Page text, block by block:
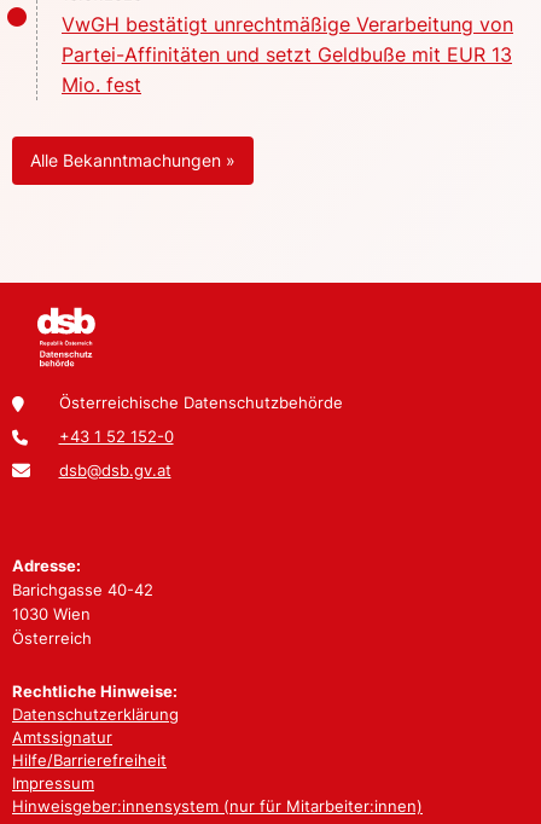
VwGH bestätigt unrechtmäßige Verarbeitung von
Partei-Affinitäten und setzt Geldbuße mit EUR 13
Mio. fest
Alle Bekanntmachungen »
Österreichische Datenschutzbehörde
+43 1 52 152-0
dsb@dsb.gv.at
Adresse:
Barichgasse 40-42
1030 Wien
Österreich
Rechtliche Hinweise:
Datenschutzerklärung
Amtssignatur
Hilfe/Barrierefreiheit
Impressum
Hinweisgeber:innensystem (nur für Mitarbeiter:innen)